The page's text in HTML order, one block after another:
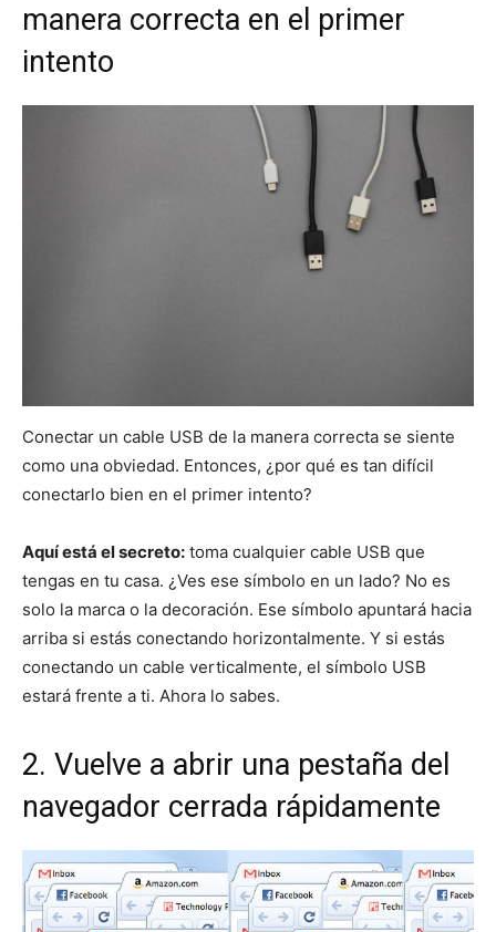
manera correcta en el primer
intento
Conectar un cable USB de la manera correcta se siente
como una obviedad. Entonces, ¿por qué es tan difícil
conectarlo bien en el primer intento?
Aquí está el secreto: toma cualquier cable USB que
tengas en tu casa. ¿Ves ese símbolo en un lado? No es
solo la marca o la decoración. Ese símbolo apuntará hacia
arriba si estás conectando horizontalmente. Y si estás
conectando un cable verticalmente, el símbolo USB
estará frente a ti. Ahora lo sabes.
2. Vuelve a abrir una pestaña del
navegador cerrada rápidamente